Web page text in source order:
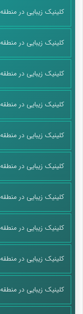
کلینیک زیبایی در منطقه 12
کلینیک زیبایی در منطقه 13
کلینیک زیبایی در منطقه 14
کلینیک زیبایی در منطقه 15
کلینیک زیبایی در منطقه 16
کلینیک زیبایی در منطقه 17
کلینیک زیبایی در منطقه 18
کلینیک زیبایی در منطقه 19
کلینیک زیبایی در منطقه 20
کلینیک زیبایی در منطقه 21